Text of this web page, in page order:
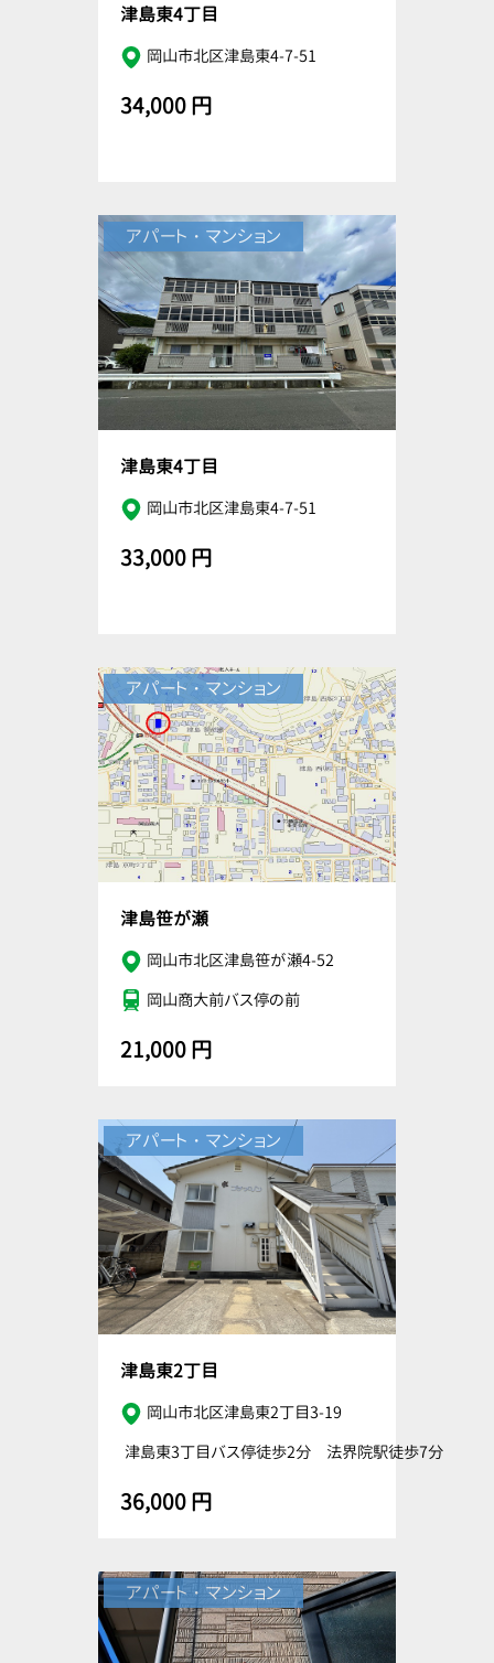
津島東4丁目
岡山市北区津島東4-7-51
34,000 円
アパート・マンション
津島東4丁目
岡山市北区津島東4-7-51
33,000 円
アパート・マンション
津島笹が瀬
岡山市北区津島笹が瀬4-52
岡山商大前バス停の前
21,000 円
アパート・マンション
津島東2丁目
岡山市北区津島東2丁目3-19
津島東3丁目バス停徒歩2分 法界院駅徒歩7分
36,000 円
アパート・マンション